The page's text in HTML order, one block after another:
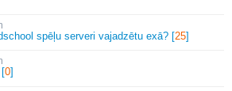
spēļu serveri vajadzētu exā? [25]
[0]